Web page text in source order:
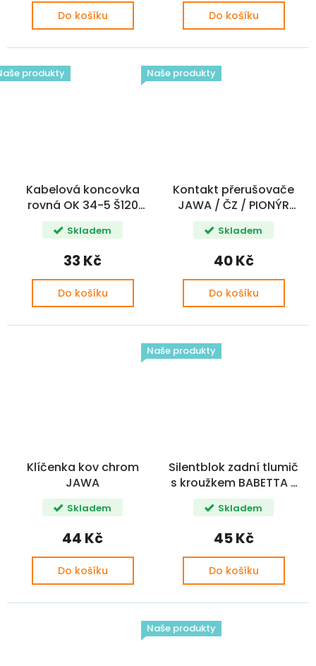
Do košíku Do košíku
produkty
Kabelová koncovka
rovná OK 34-5 Š120
baleno 100ks / 1 sáček
Skladem
33 Kč
Do košíku
Naše produkty
Kontakt přerušovače
JAWA / ČZ / PIONÝR
SADA
Skladem
40 Kč
Do košíku
Klíčenka kov chrom
JAWA
Skladem
44 Kč
Do košíku
Naše produkty
Silentblok zadní tlumič
s kroužkem BABETTA /
PIO / SIM M8 20x23x6
Skladem
45 Kč
Do košíku
Naše produkty